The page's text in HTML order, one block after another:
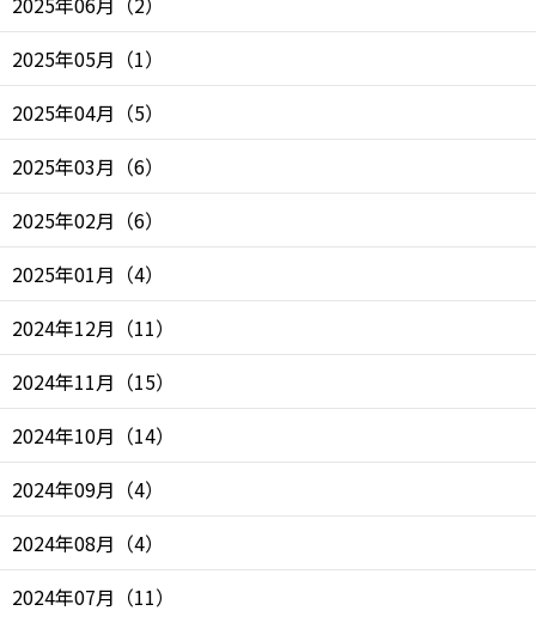
2025年05月 （1）
2025年04月 （5）
2025年03月 （6）
2025年02月 （6）
2025年01月 （4）
2024年12月 （11）
2024年11月 （15）
2024年10月 （14）
2024年09月 （4）
2024年08月 （4）
2024年07月 （11）